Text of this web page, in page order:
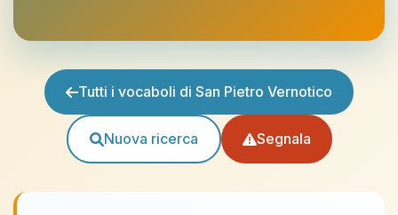
Tutti i vocaboli di San Pietro Vernotico
Nuova ricerca Segnala